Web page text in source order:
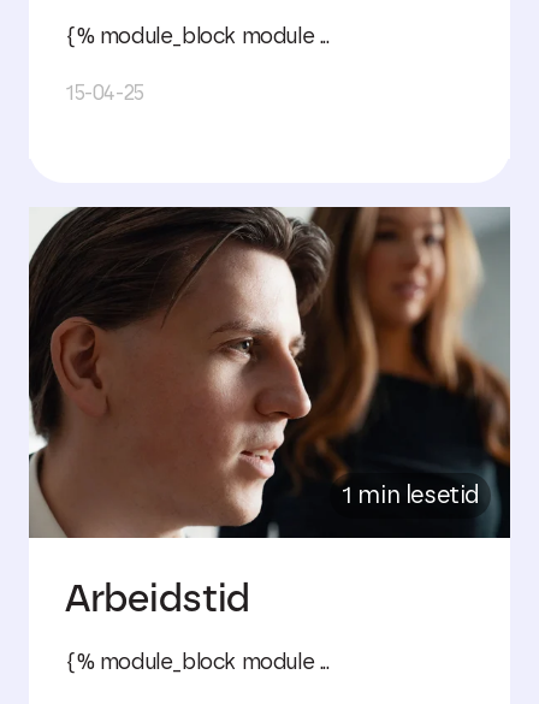
{% module_block module ...
15-04-25
1 min lesetid
Arbeidstid
{% module_block module ...